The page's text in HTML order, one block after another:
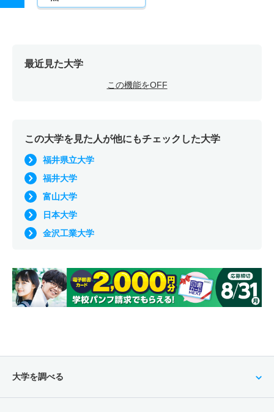
最近見た大学
この機能をOFF
この大学を見た人が他にもチェックした大学
福井県立大学
福井大学
富山大学
日本大学
金沢工業大学
大学を調べる